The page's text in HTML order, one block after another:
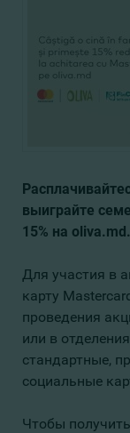
выиграйте
15% на oliva.md.
Для участия в
карту
проведения
или в
стандартные,
социальные
Чтобы